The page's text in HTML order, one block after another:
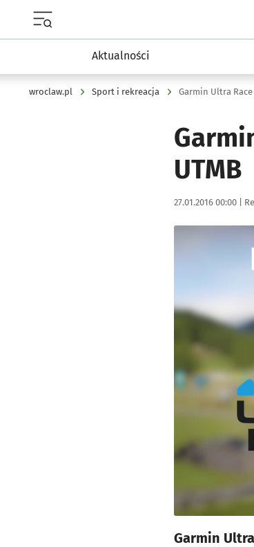
Aktualności
wroclaw.pl Sport i rekreacja Garmin Ultra
UTMB
Data publikacji:
27.01.2016 00:00 |
Garmin